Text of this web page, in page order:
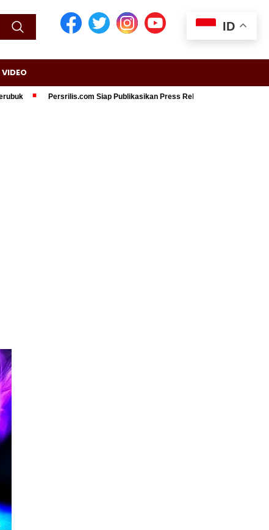
VIDEO
Persrilis.com Siap Publikasikan Press Release Anda, Jika Ingin
ID